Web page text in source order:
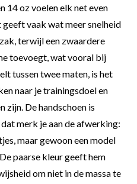
14 oz voelen elk net even
geeft vaak wat meer snelheid
terwijl een zwaardere
toevoegt, wat vooral bij
tussen twee maten, is het
naar je trainingsdoel en
zijn. De handschoen is
merk je aan de afwerking:
maar gewoon een model
paarse kleur geeft hem
om niet in de massa te